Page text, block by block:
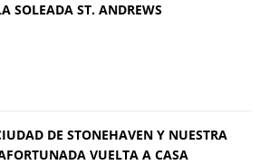
SOLEADA ST. ANDREWS
DE STONEHAVEN Y NUESTRA
VUELTA A CASA